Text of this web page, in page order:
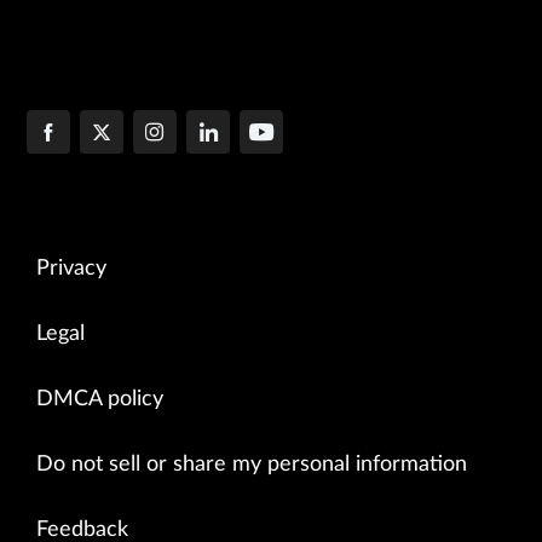
Privacy
Legal
DMCA policy
Do not sell or share my personal information
Feedback